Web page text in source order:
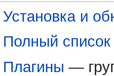
Установка и
Полный список
Плагины —